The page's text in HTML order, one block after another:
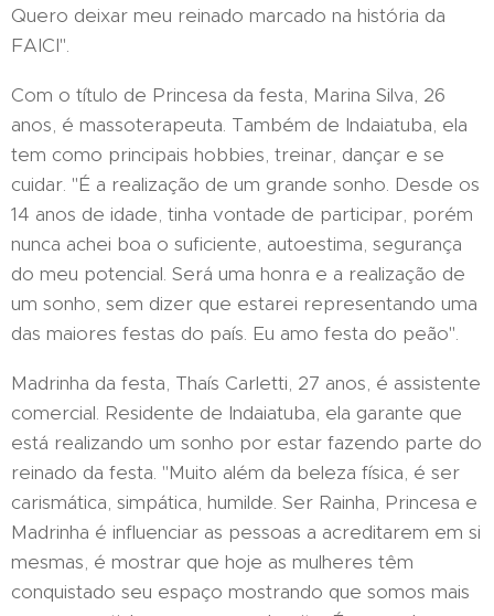
Quero deixar meu reinado marcado na história da
FAICI".
Com o título de Princesa da festa, Marina Silva, 26
anos, é massoterapeuta. Também de Indaiatuba, ela
tem como principais hobbies, treinar, dançar e se
cuidar. "É a realização de um grande sonho. Desde os
14 anos de idade, tinha vontade de participar, porém
nunca achei boa o suficiente, autoestima, segurança
do meu potencial. Será uma honra e a realização de
um sonho, sem dizer que estarei representando uma
das maiores festas do país. Eu amo festa do peão".
Madrinha da festa, Thaís Carletti, 27 anos, é assistente
comercial. Residente de Indaiatuba, ela garante que
está realizando um sonho por estar fazendo parte do
reinado da festa. "Muito além da beleza física, é ser
carismática, simpática, humilde. Ser Rainha, Princesa e
Madrinha é influenciar as pessoas a acreditarem em si
mesmas, é mostrar que hoje as mulheres têm
conquistado seu espaço mostrando que somos mais